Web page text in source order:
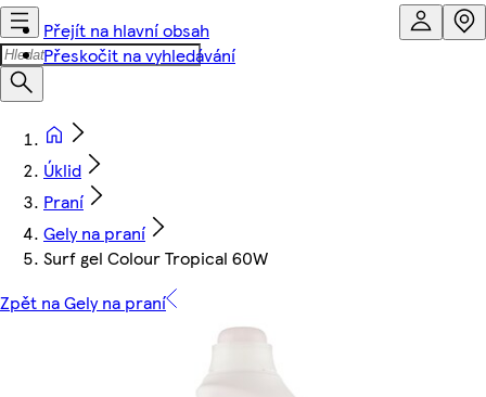
Přejít na hlavní obsah
Přeskočit na vyhledávání
Úklid
Praní
Gely na praní
Surf gel Colour Tropical 60W
Zpět na Gely na praní